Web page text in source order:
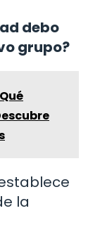
debo
grupo?
la